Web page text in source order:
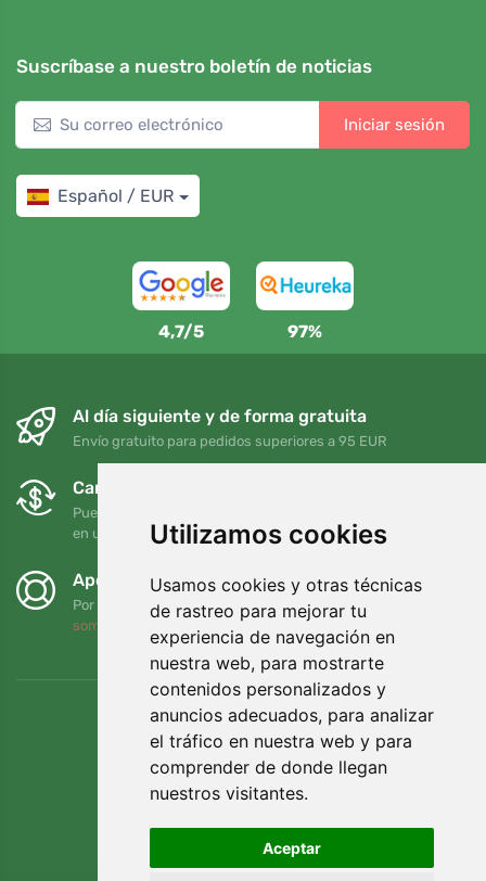
Utilizamos cookies
Usamos cookies y otras técnicas
de rastreo para mejorar tu
experiencia de navegación en
nuestra web, para mostrarte
contenidos personalizados y
anuncios adecuados, para analizar
el tráfico en nuestra web y para
comprender de donde llegan
nuestros visitantes.
Aceptar
Suscríbase a nuestro boletín de noticias
Iniciar sesión
Español / EUR
4,7/5 97%
Al día siguiente y de forma gratuita
Envío gratuito para pedidos superiores a 95 EUR
Cambios y devoluciones gratuitos
Puede devolver o cambiar su pedido en cualquier momento
en un plazo de 90 días
Apoyamos a Trees.org
Por cada pedido plantamos un árbol. Leer más
somos